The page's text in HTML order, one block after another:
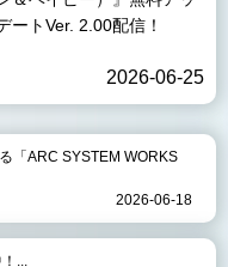
ートVer. 2.00配信！
2026-06-25
「ARC SYSTEM WORKS
2026-06-18
...